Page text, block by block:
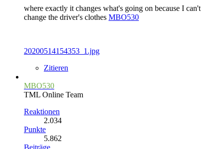
where exactly it changes what's going on because I can't
change the driver's clothes MBO530
20200514154353_1.jpg
Zitieren
MBO530
TML Online Team
Reaktionen
2.034
Punkte
5.862
Beiträge